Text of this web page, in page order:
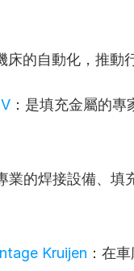
床的自動化，推動
：是填充金屬的
業的焊接設備、
Kruijen ：在